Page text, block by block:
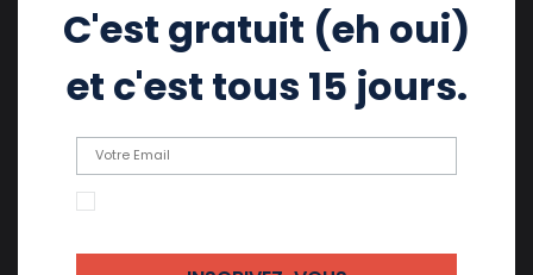
C'est gratuit (eh oui)
et c'est tous 15 jours.